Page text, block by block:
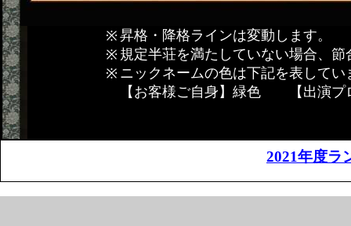
昇格・降格ラインは変動します。
規定半荘を満たしていない場合、
ニックネームの色は下記を表してい
【お客様ご自身】緑色 【出演
2021年度ラ